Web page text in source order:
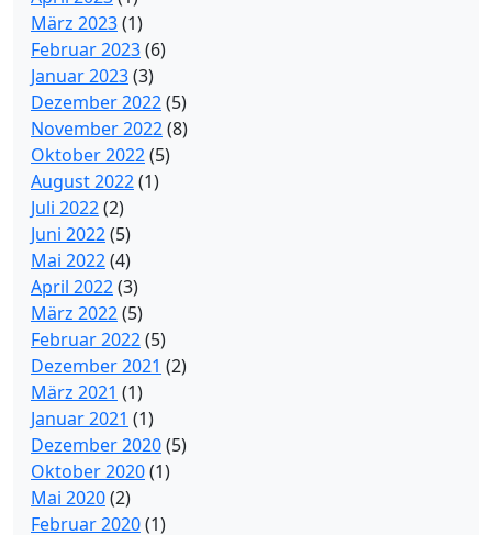
März 2023(1)
Februar 2023(6)
Januar 2023(3)
Dezember 2022(5)
November 2022(8)
Oktober 2022(5)
August 2022(1)
Juli 2022(2)
Juni 2022(5)
Mai 2022(4)
April 2022(3)
März 2022(5)
Februar 2022(5)
Dezember 2021 (2)
März 2021 (1)
Januar 2021 (1)
Dezember 2020(5)
Oktober 2020(1)
Mai 2020(2)
Februar 2020(1)